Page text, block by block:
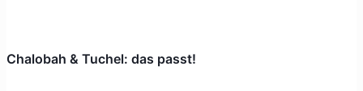
Chalobah & Tuchel: das passt!